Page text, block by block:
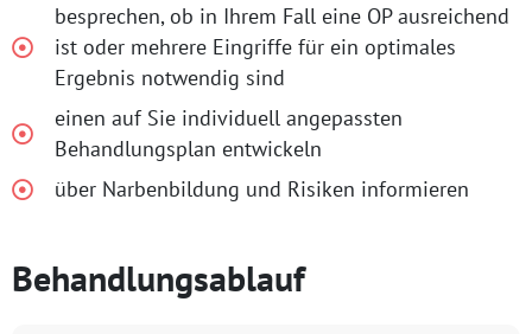
besprechen, ob in Ihrem Fall eine OP ausreichend
ist oder mehrere Eingriffe für ein optimales
Ergebnis notwendig sind
einen auf Sie individuell angepassten
Behandlungsplan entwickeln
über Narbenbildung und Risiken informieren
Behandlungsablauf